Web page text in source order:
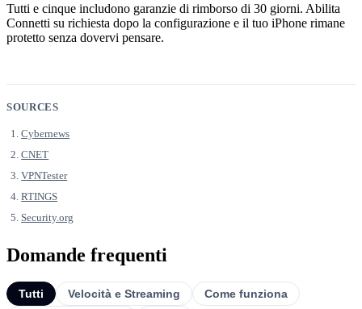
Tutti e cinque includono garanzie di rimborso di 30 giorni. Abilita
Connetti su richiesta dopo la configurazione e il tuo iPhone rimane
protetto senza dovervi pensare.
SOURCES
Cybernews
CNET
VPNTester
RTINGS
Security.org
Domande frequenti
Tutti Velocità e Streaming
Come funziona